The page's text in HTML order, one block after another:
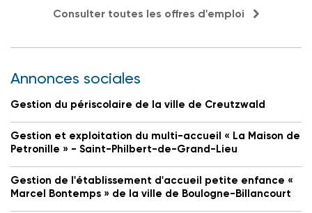
Consulter toutes les offres d'emploi
Annonces sociales
Gestion du périscolaire de la ville de Creutzwald
Gestion et exploitation du multi-accueil « La Maison de
Petronille » - Saint-Philbert-de-Grand-Lieu
Gestion de l'établissement d'accueil petite enfance «
Marcel Bontemps » de la ville de Boulogne-Billancourt